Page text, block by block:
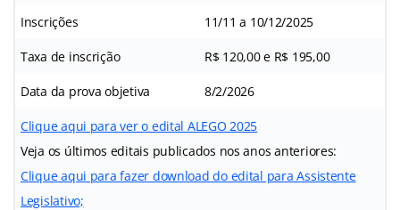
Inscrições 11/11 a 10/12/2025
Taxa de inscrição R$ 120,00 e R$ 195,00
Data da prova objetiva 8/2/2026
Clique aqui para ver o edital ALEGO 2025
Veja os últimos editais publicados nos anos anteriores:
Clique aqui para fazer download do edital para Assistente
Legislativo;